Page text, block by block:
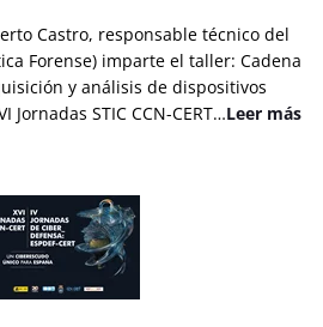
Castro, responsable técnico del
Forense) imparte el taller: Cadena
y análisis de dispositivos
Jornadas STIC CCN-CERT…Leer más